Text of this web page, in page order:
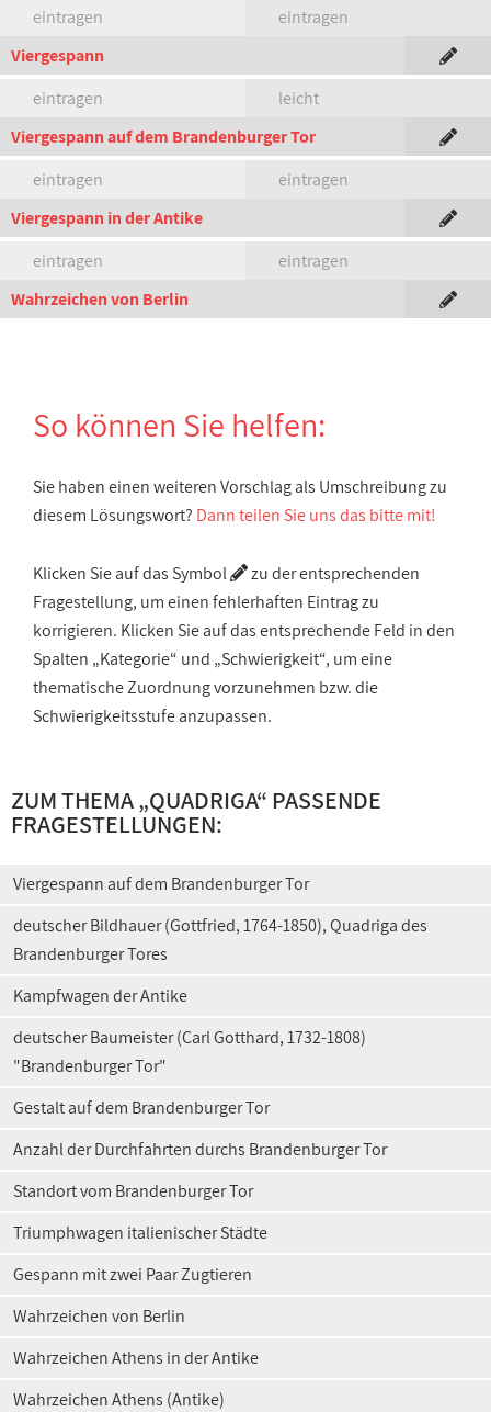
eintragen
eintragen
Viergespann
eintragen
leicht
Viergespann auf dem Brandenburger Tor
eintragen
eintragen
Viergespann in der Antike
eintragen
eintragen
Wahrzeichen von Berlin
So können Sie helfen:
Sie haben einen weiteren Vorschlag als Umschreibung zu
diesem Lösungswort? Dann teilen Sie uns das bitte mit!
Klicken Sie auf das Symbol
zu der entsprechenden
Fragestellung, um einen fehlerhaften Eintrag zu
korrigieren. Klicken Sie auf das entsprechende Feld in den
Spalten „Kategorie“ und „Schwierigkeit“, um eine
thematische Zuordnung vorzunehmen bzw. die
Schwierigkeitsstufe anzupassen.
ZUM THEMA „QUADRIGA“ PASSENDE
FRAGESTELLUNGEN:
Viergespann auf dem Brandenburger Tor
deutscher Bildhauer (Gottfried, 1764-1850), Quadriga des
Brandenburger Tores
Kampfwagen der Antike
deutscher Baumeister (Carl Gotthard, 1732-1808)
"Brandenburger Tor"
Gestalt auf dem Brandenburger Tor
Anzahl der Durchfahrten durchs Brandenburger Tor
Standort vom Brandenburger Tor
Triumphwagen italienischer Städte
Gespann mit zwei Paar Zugtieren
Wahrzeichen von Berlin
Wahrzeichen Athens in der Antike
Wahrzeichen Athens (Antike)